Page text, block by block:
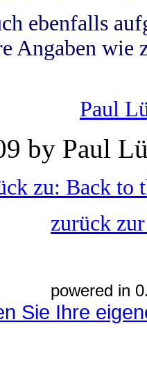
ebenfalls
Angaben wie
Paul
by Paul
zu: Back to
zurück
powered in
Sie Ihre